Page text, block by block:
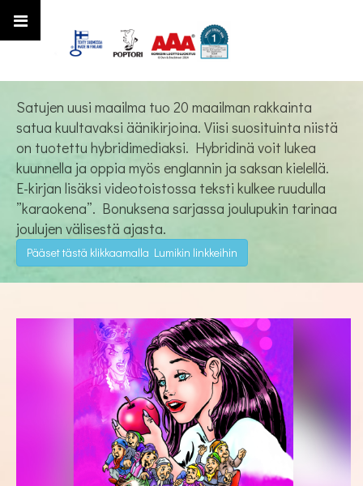
Satujen uusi maailma tuo 20 maailman rakkainta
satua kuultavaksi äänikirjoina. Viisi suosituinta niistä
on tuotettu hybridimediaksi. Hybridinä voit lukea
kuunnella ja oppia myös englannin ja saksan kielellä.
E-kirjan lisäksi videotoistossa teksti kulkee ruudulla
”karaokena”. Bonuksena sarjassa joulupukin tarinaa
joulujen välisestä ajasta.
Pääset tästä klikkaamalla Lumikin linkkeihin